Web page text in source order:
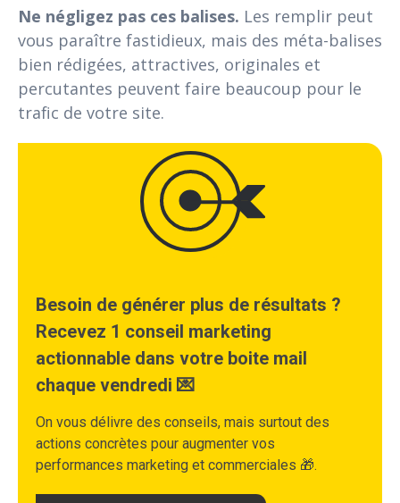
Ne négligez pas ces balises. Les remplir peut
vous paraître fastidieux, mais des méta-balises
bien rédigées, attractives, originales et
percutantes peuvent faire beaucoup pour le
trafic de votre site.
Besoin de générer plus de résultats ?
Recevez 1 conseil marketing
actionnable dans votre boite mail
chaque vendredi 💌
On vous délivre des conseils, mais surtout des
actions concrètes pour augmenter vos
performances marketing et commerciales 🎁.